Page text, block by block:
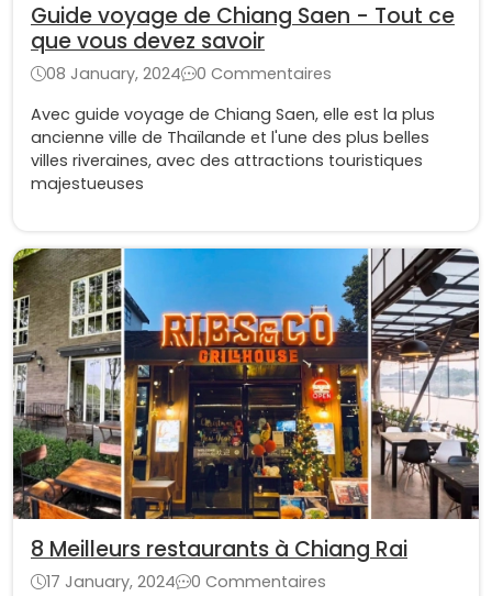
Guide voyage de Chiang Saen - Tout ce
que vous devez savoir
08 January, 2024
0 Commentaires
Avec guide voyage de Chiang Saen, elle est la plus
ancienne ville de Thaïlande et l'une des plus belles
villes riveraines, avec des attractions touristiques
majestueuses
8 Meilleurs restaurants à Chiang Rai
17 January, 2024
0 Commentaires